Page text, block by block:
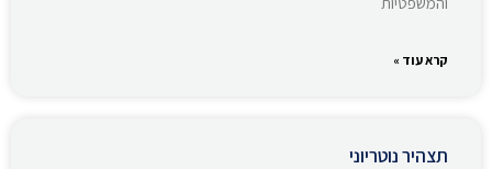
קרא עוד »
תצהיר נוטריוני